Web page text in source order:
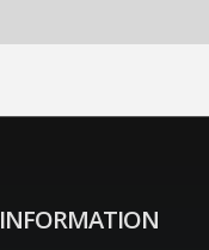
INFORMATION